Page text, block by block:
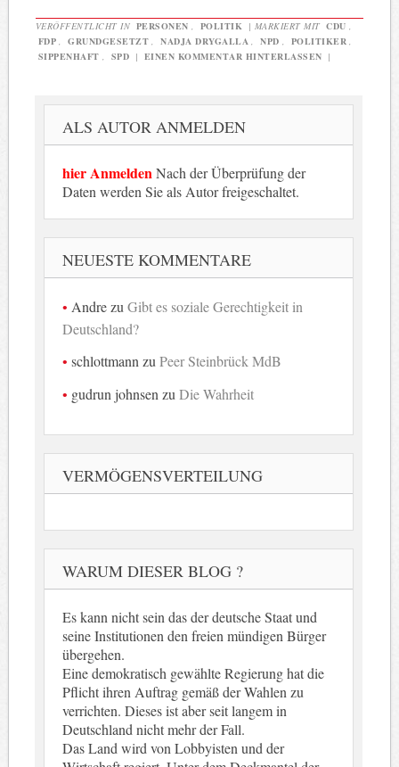
VERÖFFENTLICHT IN PERSONEN , POLITIK | MARKIERT MIT CDU ,
FDP , GRUNDGESETZT , NADJA DRYGALLA , NPD , POLITIKER ,
SIPPENHAFT , SPD | EINEN KOMMENTAR HINTERLASSEN |
ALS AUTOR ANMELDEN
hier AnmeldenNach der Überprüfung der
Daten werden Sie als Autor freigeschaltet.
NEUESTE KOMMENTARE
AndrezuGibt es soziale Gerechtigkeit in
Deutschland?
schlottmannzuPeer Steinbrück MdB
gudrun johnsenzuDie Wahrheit
VERMÖGENSVERTEILUNG
WARUM DIESER BLOG ?
Es kann nicht sein das der deutsche Staat und
seine Institutionen den freien mündigen Bürger
übergehen.
Eine demokratisch gewählte Regierung hat die
Pflicht ihren Auftrag gemäß der Wahlen zu
verrichten. Dieses ist aber seit langem in
Deutschland nicht mehr der Fall.
Das Land wird von Lobbyisten und der